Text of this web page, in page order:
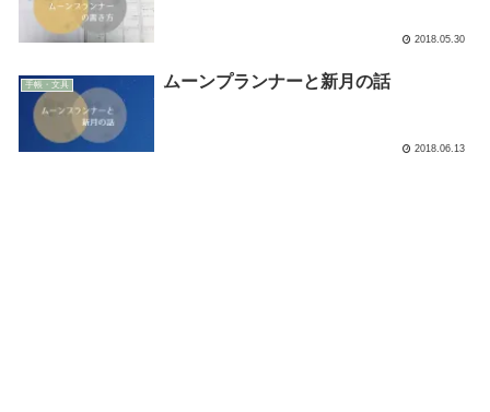
2018.05.30
手帳・文具 ムーンプランナーと新月の話
2018.06.13